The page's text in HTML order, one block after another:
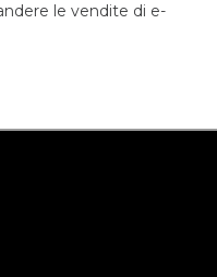
le vendite di e-